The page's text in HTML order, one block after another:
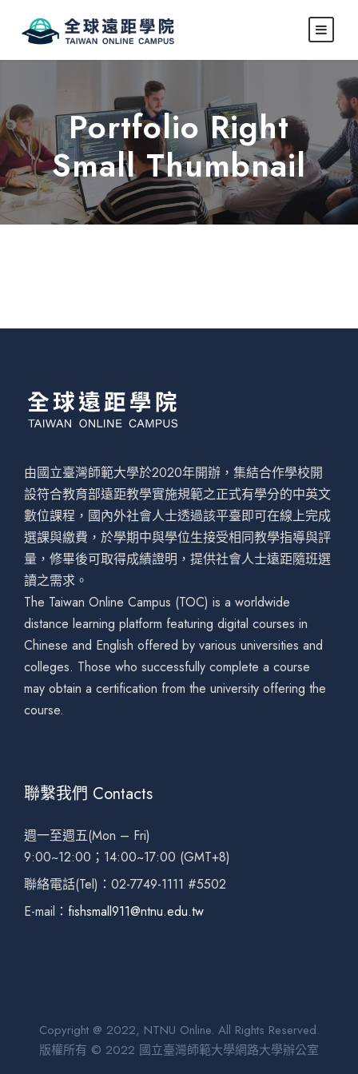
Portfolio Right
Small Thumbnail
由國立臺灣師範大學於2020年開辦，集結合作學校開
設符合教育部遠距教學實施規範之正式有學分的中英文
數位課程，國內外社會人士透過該平臺即可在線上完成
選課與繳費，於學期中與學位生接受相同教學指導與評
量，修畢後可取得成績證明，提供社會人士遠距隨班選
讀之需求。
The Taiwan Online Campus (TOC) is a worldwide
distance learning platform featuring digital courses in
Chinese and English offered by various universities and
colleges. Those who successfully complete a course
may obtain a certification from the university offering the
course.
聯繫我們 Contacts
週一至週五(Mon – Fri)
9:00~12:00；14:00~17:00 (GMT+8)
聯絡電話(Tel)：02-7749-1111 #5502
E-mail： fishsmall911@ntnu.edu.tw
Copyright @ 2022, NTNU Online. All Rights Reserved.
版權所有 © 2022 國立臺灣師範大學網路大學辦公室